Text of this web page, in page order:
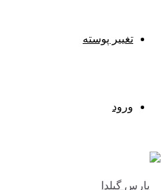
تغییر پوسته
ورود